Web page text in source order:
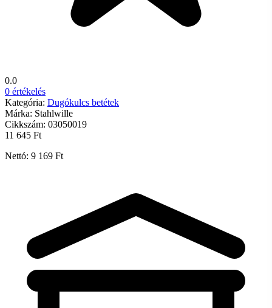
0.0
0 értékelés
Kategória: Dugókulcs betétek
Márka: Stahlwille
Cikkszám: 03050019
11 645 Ft
Nettó: 9 169 Ft